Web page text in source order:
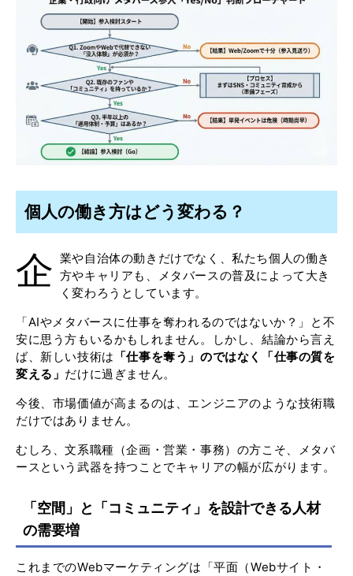
個人の働き方はどう変わる？
企 業や自治体の動きだけでなく、私たち個人の働き
方やキャリアも、メタバースの普及によって大き
く変わろうとしています。
「AIやメタバースに仕事を奪われるのではないか？」と不
安に思う方もいるかもしれません。しかし、結論から言え
ば、新しい技術は 「仕事を奪う」のではなく「仕事の質を
変える」 だけに過ぎません。
今後、市場価値が高まるのは、エンジニアのような技術職
だけではありません。
むしろ、文系職種（企画・営業・事務）の方こそ、メタバ
ースという武器を持つことでキャリアの幅が広がります。
「空間」と「コミュニティ」を設計できる人材
の需要増
これまでのWebマーケティングは「平面（Webサイト・